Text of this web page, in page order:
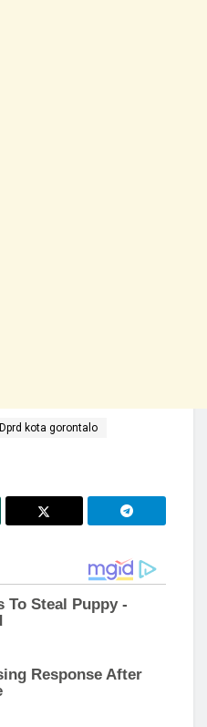
Dprd kota gorontalo